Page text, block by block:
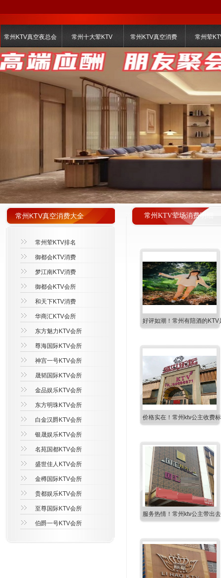
常州KTV真空夜总会 常州十大荤KTV 常州KTV真空消费 常州荤
常州KTV荤场消费明细
好评如潮！常州有陪酒的
价格实在！常州ktv公主收费
服务热情！常州ktv公主带出
常州KTV真空消费大全
常州荤KTV排名
御都会KTV消费
梦江南KTV消费
御都会KTV会所
和天下KTV消费
华商汇KTV会所
东方魅力KTV会所
尊海国际KTV会所
神宫一号KTV会所
晟韬国际KTV会所
金品娱乐KTV会所
东方明珠KTV会所
白金汉爵KTV会所
银晟娱乐KTV会所
名苑国都KTV会所
盛世佳人KTV会所
金樽国际KTV会所
贵都娱乐KTV会所
至尊国际KTV会所
伯爵一号KTV会所